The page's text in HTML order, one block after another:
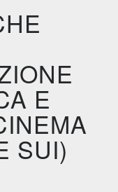
E
SUI)